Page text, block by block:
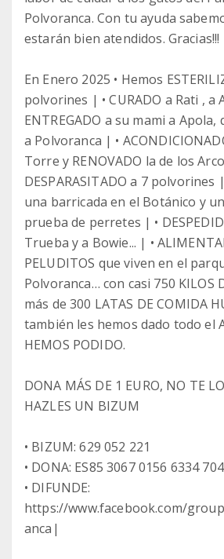
Polvoranca. Con tu ayuda
estarán bien atendidos. Gracias!!!
En Enero 2025 • Hemos
polvorines | • CURADO a Rati , a
ENTREGADO a su mami a
a Polvoranca | •
Torre y RENOVADO la de los
DESPARASITADO a 7 polvorines
una barricada en el Botánico y
prueba de perretes | •
Trueba y a Bowie... | •
PELUDITOS que viven en el
Polvoranca… con casi 750 KILOS
más de 300 LATAS DE COMIDA
también les hemos dado todo el
HEMOS PODIDO.
DONA MÁS DE 1 EURO, NO TE
HAZLES UN BIZUM
• BIZUM: 629 052 221
• DONA: ES85 3067 0156 6334
• DIFUNDE:
https://www.facebook.com/
anca|